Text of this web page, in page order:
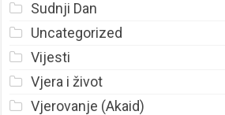
Sudnji Dan
Uncategorized
Vijesti
Vjera i život
Vjerovanje (Akaid)